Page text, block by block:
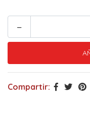
-
Compartir: